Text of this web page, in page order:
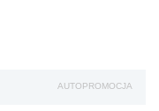
AUTOPROMOCJA